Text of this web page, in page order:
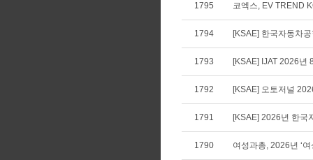
1795 코엑스, EV TREND
1794 [KSAE] 한국자동차
1793 [KSAE] IJAT 2026년
1792 [KSAE] 오토저널
1791 [KSAE] 2026년 한국
1790 여성과총, 2026년 ‘